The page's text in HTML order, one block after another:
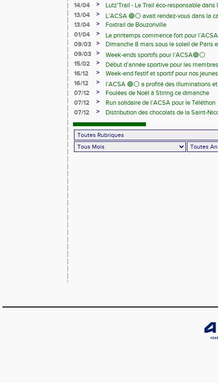
14/04
>
Lutz'Trail - Le Trail éco-responsable dans
13/04
>
L’ACSA 🟢⚪️ avait rendez-vous dans la
13/04
>
Foxtrail de Bouzonville
01/04
>
Le printemps commence fort pour
09/03
>
Dimanche 8 mars sous le soleil de Paris
09/03
>
Week-ends sportifs pour l’ACSA🟢⚪️
15/02
>
Début d’année sportive pour les
16/12
>
Week-end festif et sportif pour nos
16/12
>
l’ACSA 🟢⚪️ a profité des illuminations
07/12
>
Foulées de Noël à Stiring ce dimanche
07/12
>
Run solidaire de l’ACSA pour le Téléthon
07/12
> Distribution des chocolats de la Saint-